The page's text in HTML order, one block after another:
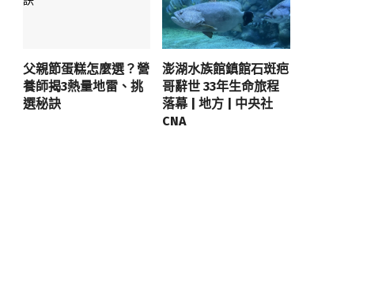
父親節蛋糕怎麼選？營
養師揭3熱量地雷、挑
選秘訣
澎湖水族館鎮館石斑疤
哥辭世 33年生命旅程
落幕 | 地方 | 中央社
CNA